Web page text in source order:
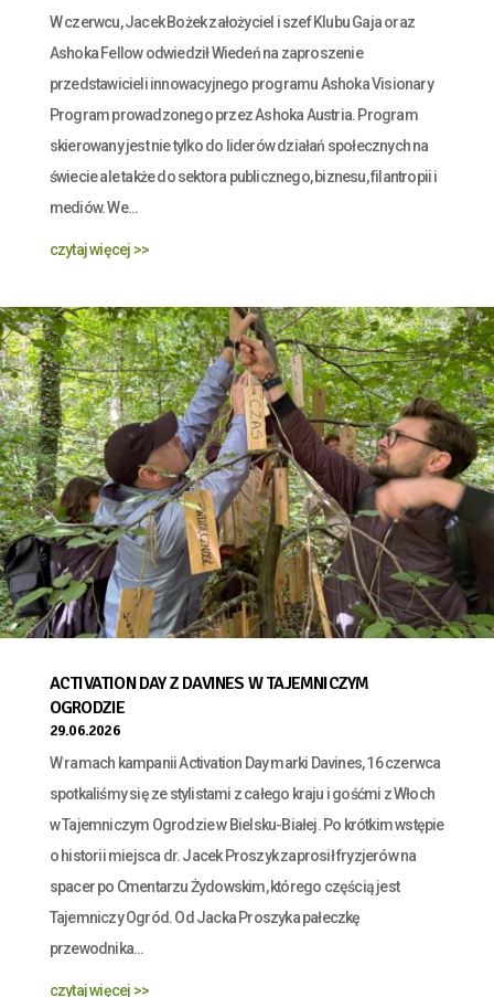
W czerwcu, Jacek Bożek założyciel i szef Klubu Gaja oraz
Ashoka Fellow odwiedził Wiedeń na zaproszenie
przedstawicieli innowacyjnego programu Ashoka Visionary
Program prowadzonego przez Ashoka Austria. Program
skierowany jest nie tylko do liderów działań społecznych na
świecie ale także do sektora publicznego, biznesu, filantropii i
mediów. We...
czytaj więcej >>
ACTIVATION DAY Z DAVINES W TAJEMNICZYM
OGRODZIE
29.06.2026
W ramach kampanii Activation Day marki Davines, 16 czerwca
spotkaliśmy się ze stylistami z całego kraju i gośćmi z Włoch
w Tajemniczym Ogrodzie w Bielsku-Białej. Po krótkim wstępie
o historii miejsca dr. Jacek Proszyk zaprosił fryzjerów na
spacer po Cmentarzu Żydowskim, którego częścią jest
Tajemniczy Ogród. Od Jacka Proszyka pałeczkę
przewodnika...
czytaj więcej >>